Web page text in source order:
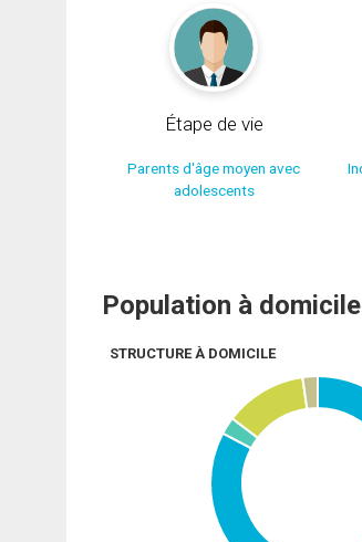
Étape de vie
Parents d'âge moyen avec
adolescents
Population à domicile
STRUCTURE À DOMICILE